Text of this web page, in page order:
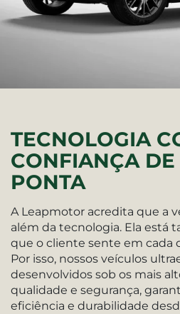
TECNOLOGIA
CONFIANÇA
PONTA
A Leapmotor acredita que a
além da tecnologia. Ela está
que o cliente sente em cada
Por isso, nossos veículos
desenvolvidos sob os mais
qualidade e segurança,
eficiência e durabilidade